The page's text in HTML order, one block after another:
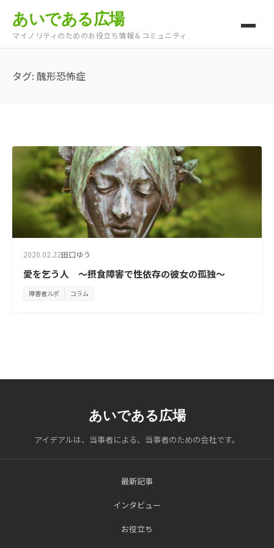
あいである広場
マイノリティのためのお役立ち情報＆コミュニティ
タグ: 醜形恐怖症
2020.02.22田口ゆう
愛を乞う人 ～摂食障害で性依存の彼女の孤独～
障害者ルポ コラム
あいである広場
アイデアルは、当事者による、当事者のための会社です。
最新記事
インタビュー
お役立ち